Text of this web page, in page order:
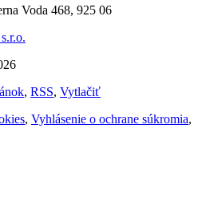
Voda 468, 925 06
, RSS, Vytlačiť
, Vyhlásenie o ochrane súkromia,